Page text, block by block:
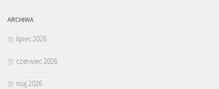
ARCHIWA
lipiec 2026
czerwiec 2026
maj 2026